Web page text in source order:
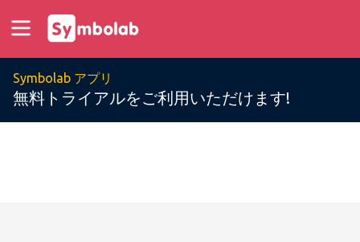
Symbolab アプリ
無料トライアルをご利用いただけます!